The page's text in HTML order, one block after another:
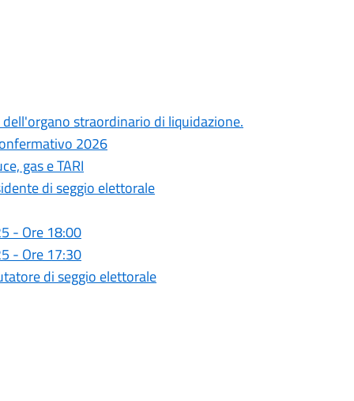
straordinario di liquidazione.
2026
gas e TARI
di seggio elettorale
- Ore 18:00
- Ore 17:30
di seggio elettorale